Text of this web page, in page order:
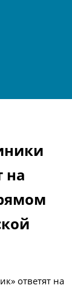
на
ответят на